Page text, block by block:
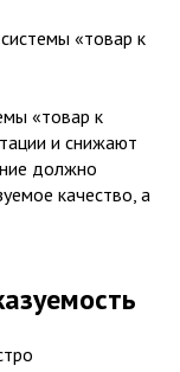
«товар к
«товар к
и снижают
должно
качество, а